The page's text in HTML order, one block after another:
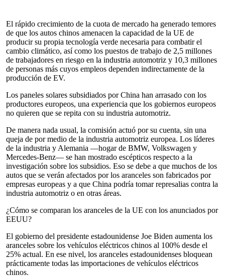
El rápido crecimiento de la cuota de mercado ha generado temores
de que los autos chinos amenacen la capacidad de la UE de
producir su propia tecnología verde necesaria para combatir el
cambio climático, así como los puestos de trabajo de 2,5 millones
de trabajadores en riesgo en la industria automotriz y 10,3 millones
de personas más cuyos empleos dependen indirectamente de la
producción de EV.
Los paneles solares subsidiados por China han arrasado con los
productores europeos, una experiencia que los gobiernos europeos
no quieren que se repita con su industria automotriz.
De manera nada usual, la comisión actuó por su cuenta, sin una
queja de por medio de la industria automotriz europea. Los líderes
de la industria y Alemania —hogar de BMW, Volkswagen y
Mercedes-Benz— se han mostrado escépticos respecto a la
investigación sobre los subsidios. Eso se debe a que muchos de los
autos que se verán afectados por los aranceles son fabricados por
empresas europeas y a que China podría tomar represalias contra la
industria automotriz o en otras áreas.
¿Cómo se comparan los aranceles de la UE con los anunciados por
EEUU?
El gobierno del presidente estadounidense Joe Biden aumenta los
aranceles sobre los vehículos eléctricos chinos al 100% desde el
25% actual. En ese nivel, los aranceles estadounidenses bloquean
prácticamente todas las importaciones de vehículos eléctricos
chinos.